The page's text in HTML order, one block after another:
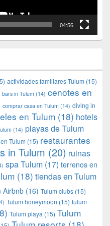
04:56
actividades familiares Tulum (15)
bars in Tulum (14) cenotes en
comprar casa en Tulum (14) diving in
en Tulum (18) hotels
(14) playas de Tulum
Tulum (15) restaurantes
in Tulum (20) ruinas
spa Tulum (17) terrenos en
(18) tiendas en Tulum
Airbnb (16) Tulum clubs (15)
Tulum honeymoon (15) tulum
Tulum playa (15) Tulum